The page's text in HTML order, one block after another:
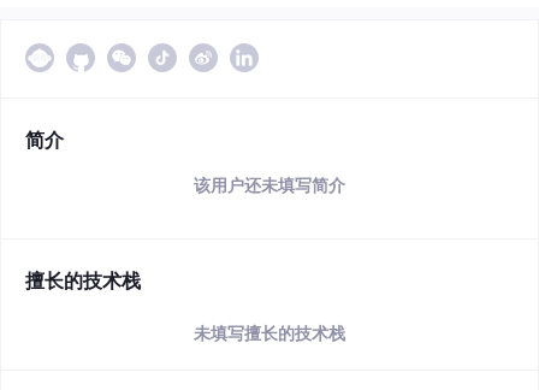
简介
该用户还未填写简介
擅长的技术栈
未填写擅长的技术栈